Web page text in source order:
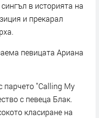
в историята на
и прекарал
певицата Ариана
парчето "Calling My
с певеца Блак.
класиране на